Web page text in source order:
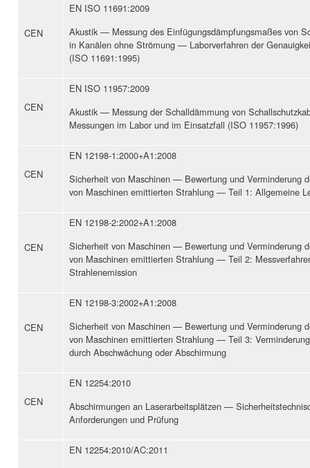
CEN
EN ISO 11691:2009
Akustik — Messung des Einfügungsdämpfungsmaßes von
in Kanälen ohne Strömung — Laborverfahren der
(ISO 11691:1995)
CEN
EN ISO 11957:2009
Akustik — Messung der Schalldämmung von
Messungen im Labor und im Einsatzfall (ISO 11957:1996)
CEN
EN 12198-1:2000+A1:2008
Sicherheit von Maschinen — Bewertung und Verminderung
von Maschinen emittierten Strahlung — Teil 1: Allgemeine
CEN
EN 12198-2:2002+A1:2008
Sicherheit von Maschinen — Bewertung und Verminderung
von Maschinen emittierten Strahlung — Teil 2:
Strahlenemission
CEN
EN 12198-3:2002+A1:2008
Sicherheit von Maschinen — Bewertung und Verminderung
von Maschinen emittierten Strahlung — Teil 3:
durch Abschwächung oder Abschirmung
CEN
EN 12254:2010
Abschirmungen an Laserarbeitsplätzen —
Anforderungen und Prüfung
EN 12254:2010/AC:2011